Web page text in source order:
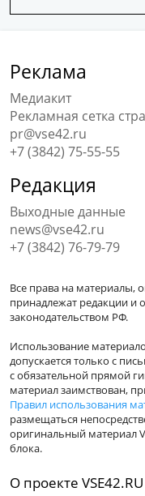
Реклама
Медиакит
Рекламная сетка
pr@vse42.ru
+7 (3842) 75-55-55
Редакция
Выходные данные
news@vse42.ru
+7 (3842) 76-79-79
Все права на материалы,
принадлежат редакции и
законодательством РФ.
Использование
допускается только с
с обязательной прямой
материал заимствован,
Правил использования
размещаться
оригинальный материал
блока.
О проекте VSE42.RU